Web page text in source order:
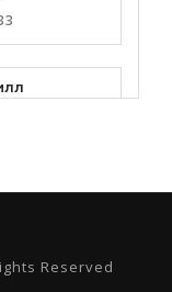
банк
Reserved